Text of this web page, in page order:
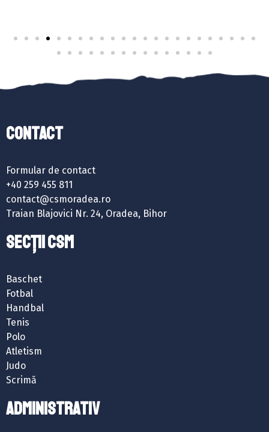
Contact
Formular de contact
+40 259 455 811
contact@csmoradea.ro
Traian Blajovici Nr. 24, Oradea, Bihor
SECȚII CSM
Baschet
Fotbal
Handbal
Tenis
Polo
Atletism
Judo
Scrimă
ADMINISTRATIV